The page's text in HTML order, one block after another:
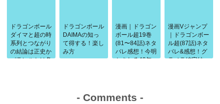
ドラゴンボール
ダイマと超の時
系列とつながり
の結論は正史か
パラレルかは条
ドラゴンボール
DAIMAの知っ
て得する！楽し
み方
漫画｜ドラゴン
ボール超19巻
(81〜84話)ネタ
バレ感想！今明
かされる40年
漫画Vジャンプ
｜ドラゴンボー
ル超(87話)ネタ
バレ&感想！グ
ラノラ編完結
- Comments -